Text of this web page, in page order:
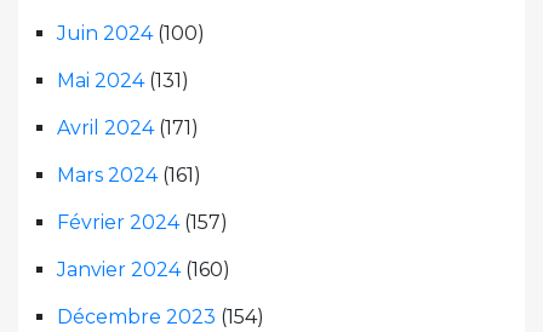
Juin 2024(100)
Mai 2024(131)
Avril 2024(171)
Mars 2024(161)
Février 2024(157)
Janvier 2024(160)
Décembre 2023 (154)